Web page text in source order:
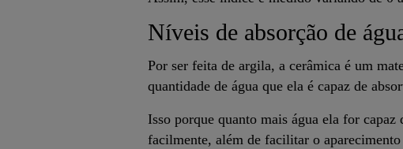
Níveis de absorção de
Por ser feita de argila, a cerâmica é um
quantidade de água que ela é capaz de
Isso porque quanto mais água ela for
facilmente, além de facilitar o aparecimento